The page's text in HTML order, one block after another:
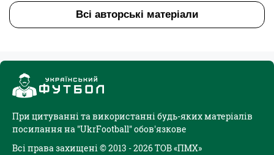
Всі авторські матеріали
При цитуванні та використанні будь-яких матеріалів
посилання на "UkrFootball" обов'язкове
Всі права захищені © 2013 - 2026 ТОВ «ПМХ»